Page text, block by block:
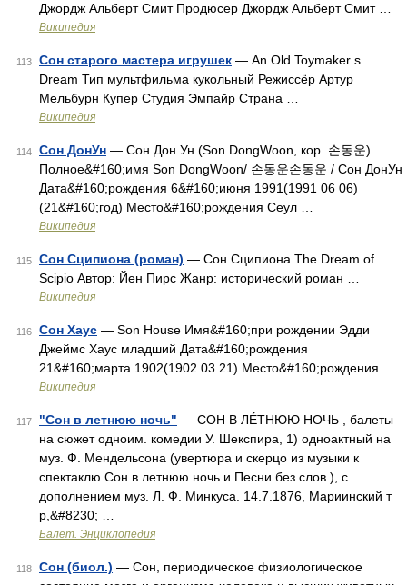
Джордж Альберт Смит Продюсер Джордж Альберт Смит …
Википедия
113 Сон старого мастера игрушек — An Old Toymaker s
Dream Тип мультфильма кукольный Режиссёр Артур
Мельбурн Купер Студия Эмпайр Страна …
Википедия
114 Сон ДонУн — Сон Дон Ун (Son DongWoon, кор. 손동운)
Полное&#160;имя Son DongWoon/ 손동운손동운 / Сон ДонУн
Дата&#160;рождения 6&#160;июня 1991(1991 06 06)
(21&#160;год) Место&#160;рождения Сеул …
Википедия
115 Сон Сципиона (роман) — Сон Сципиона The Dream of
Scipio Автор: Йен Пирс Жанр: исторический роман …
Википедия
116 Сон Хаус — Son House Имя&#160;при рождении Эдди
Джеймс Хаус младший Дата&#160;рождения
21&#160;марта 1902(1902 03 21) Место&#160;рождения …
Википедия
117 "Сон в летнюю ночь" — СОН В ЛÉТНЮЮ НОЧЬ , балеты
на сюжет одноим. комедии У. Шекспира, 1) одноактный на
муз. Ф. Мендельсона (увертюра и скерцо из музыки к
спектаклю Сон в летнюю ночь и Песни без слов ), с
дополнением муз. Л. Ф. Минкуса. 14.7.1876, Мариинский т
р,&#8230; …
Балет. Энциклопедия
118 Сон (биол.) — Сон, периодическое физиологическое